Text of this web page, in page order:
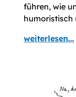
führen, wie
humoristisch
weiterlesen...